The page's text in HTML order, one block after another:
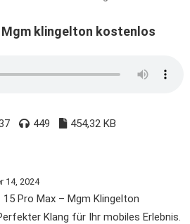
Mgm klingelton kostenlos
449 454,32 KB
14, 2024
Pro Max – Mgm Klingelton
Klang für Ihr mobiles Erlebnis.